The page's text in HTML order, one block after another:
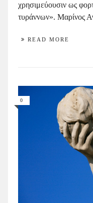
χρησιμεύουσιν ως
τυράννων». Μαρίνος
READ MORE
0